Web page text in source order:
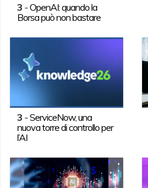
3 -OpenAI: quando la
Borsa può non bastare
3 -ServiceNow, una
nuova torre di controllo per
l’AI